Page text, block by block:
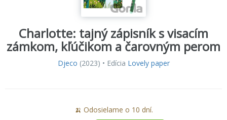
Charlotte: tajný zápisník s visacím
zámkom, kľúčikom a čarovným perom
Djeco (2023) • Edícia Lovely paper
🍌 Odosielame o 10 dní.